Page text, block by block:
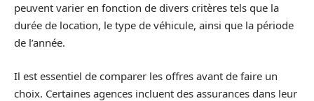
peuvent varier en fonction de divers critères tels que la
durée de location, le type de véhicule, ainsi que la période
de l’année.
Il est essentiel de comparer les offres avant de faire un
choix. Certaines agences incluent des assurances dans leur